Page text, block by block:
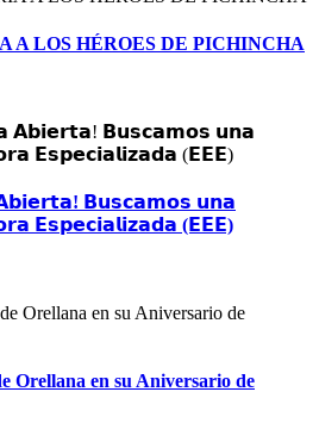
A LOS HÉROES DE PICHINCHA
𝗕𝘂𝘀𝗰𝗮𝗺𝗼𝘀 𝘂𝗻𝗮
𝗘𝘀𝗽𝗲𝗰𝗶𝗮𝗹𝗶𝘇𝗮𝗱𝗮 (𝗘𝗘𝗘)
Orellana en su Aniversario de